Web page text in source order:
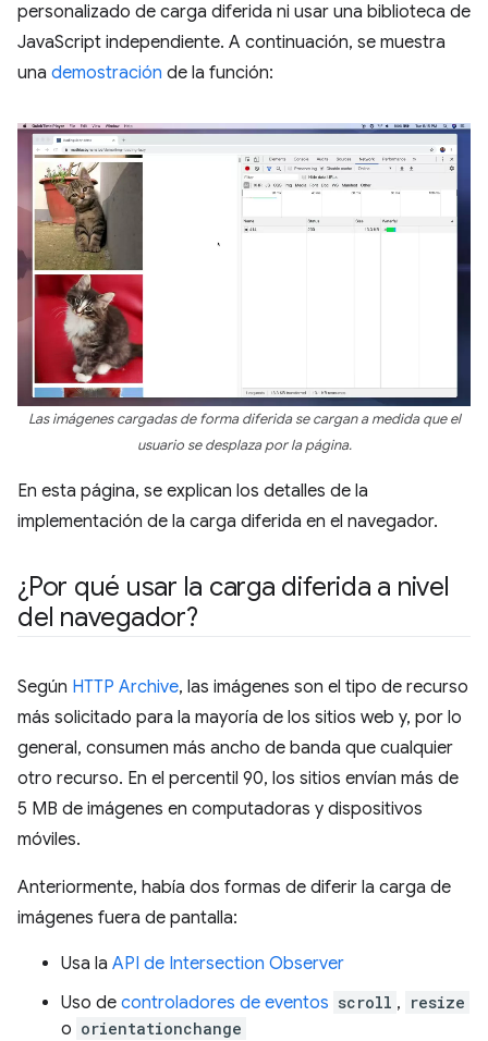
personalizado de carga diferida ni usar una biblioteca de
JavaScript independiente. A continuación, se muestra
una demostración de la función:
Las imágenes cargadas de forma diferida se cargan a medida que el
usuario se desplaza por la página.
En esta página, se explican los detalles de la
implementación de la carga diferida en el navegador.
¿Por qué usar la carga diferida a nivel
del navegador?
Según HTTP Archive, las imágenes son el tipo de recurso
más solicitado para la mayoría de los sitios web y, por lo
general, consumen más ancho de banda que cualquier
otro recurso. En el percentil 90, los sitios envían más de
5 MB de imágenes en computadoras y dispositivos
móviles.
Anteriormente, había dos formas de diferir la carga de
imágenes fuera de pantalla:
Usa la API de Intersection Observer
Uso de controladores de eventos scroll , resize
o orientationchange